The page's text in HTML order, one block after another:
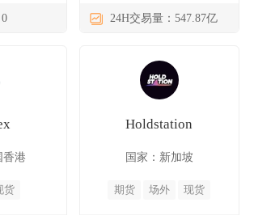
24H交易量：547.87亿
香港
货
Holdstation
国家：新加坡
期货 场外 现货